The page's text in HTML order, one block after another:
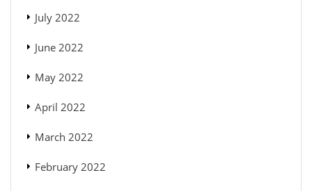
July 2022
June 2022
May 2022
April 2022
March 2022
February 2022